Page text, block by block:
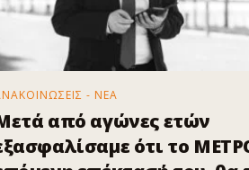
- ΝΕΑ
από αγώνες ετών
ότι το